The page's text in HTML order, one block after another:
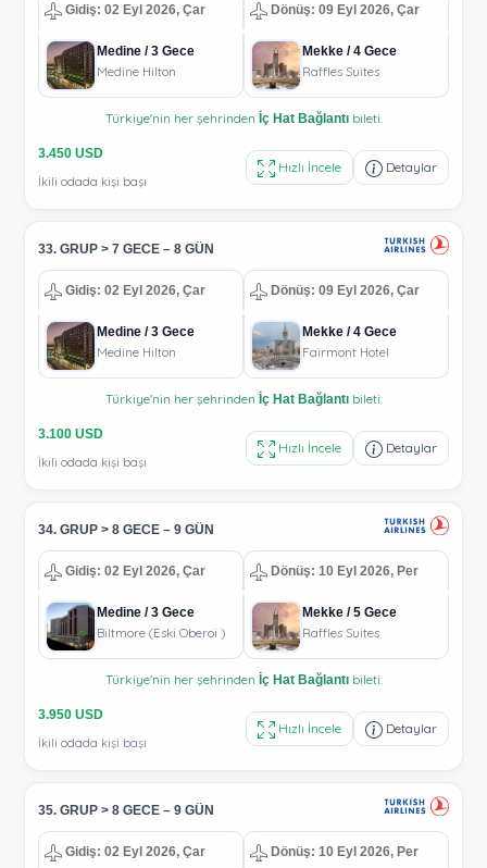
Gidiş: 02 Eyl 2026, Çar Dönüş: 09 Eyl 2026, Çar
Medine / 3 Gece
Medine Hilton
Mekke / 4 Gece
Raffles Suites
Türkiye'nin her şehrinden İç Hat Bağlantıbileti.
3.450 USD
İkili odada kişi başı
Hızlı İncele Detaylar
33. GRUP > 7 GECE – 8 GÜN
Gidiş: 02 Eyl 2026, Çar Dönüş: 09 Eyl 2026, Çar
Medine / 3 Gece
Medine Hilton
Mekke / 4 Gece
Fairmont Hotel
Türkiye'nin her şehrinden İç Hat Bağlantıbileti.
3.100 USD
İkili odada kişi başı
Hızlı İncele Detaylar
34. GRUP > 8 GECE – 9 GÜN
Gidiş: 02 Eyl 2026, Çar Dönüş: 10 Eyl 2026, Per
Medine / 3 Gece
Biltmore (Eski Oberoi )
Mekke / 5 Gece
Raffles Suites
Türkiye'nin her şehrinden İç Hat Bağlantıbileti.
3.950 USD
İkili odada kişi başı
Hızlı İncele Detaylar
35. GRUP > 8 GECE – 9 GÜN
Gidiş: 02 Eyl 2026, Çar Dönüş: 10 Eyl 2026, Per